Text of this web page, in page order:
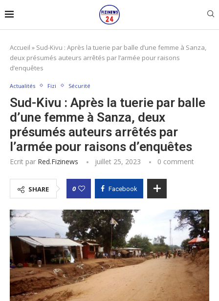
Accueil » Sud-Kivu : Après la tuerie par balle d’une femme à Sanza,
deux présumés auteurs arrêtés par l’armée pour raisons
d’enquêtes
Actualités Fizi Sécurité
Sud-Kivu : Après la tuerie par balle
d’une femme à Sanza, deux
présumés auteurs arrêtés par
l’armée pour raisons d’enquêtes
Ecrit par Red.fizinews juillet 25, 2023 0 comment
SHARE 0 Facebook